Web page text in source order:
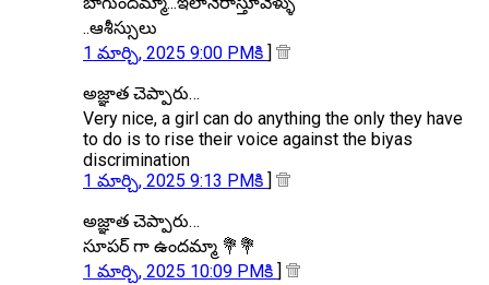
..ఆశీస్సులు
1 మార్చి, 2025 9:00 PMకి ]
అజ్ఞాత చెప్పారు…
Very nice, a girl can do anything the only they have
to do is to rise their voice against the biyas
discrimination
1 మార్చి, 2025 9:13 PMకి ]
అజ్ఞాత చెప్పారు…
సూపర్ గా ఉందమ్మా 💐💐
1 మార్చి, 2025 10:09 PMకి ]